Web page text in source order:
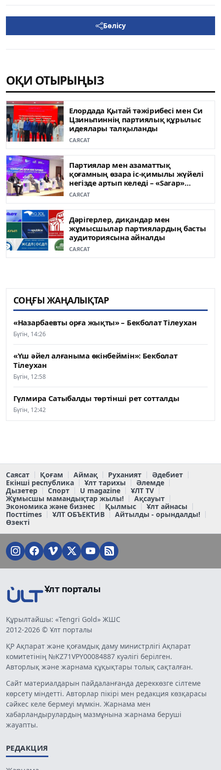
Бөлісу
ОҚИ ОТЫРЫҢЫЗ
Елордада Қытай тәжірибесі мен Си
Цзиньпиннің партиялық құрылыс
идеялары талқыланды
САЯСАТ
Партиялар мен азаматтық
қоғамның өзара іс-қимылы жүйелі
негізде артып келеді – «Sarap»
клубының сарапшылары
САЯСАТ
Дәрігерлер, диқандар мен
жұмысшылар партиялардың басты
аудиториясына айналды
САЯСАТ
СОҢҒЫ ЖАҢАЛЫҚТАР
«Назарбаевты орға жықты» – Бекболат Тілеухан
Бүгін, 14:26
«Үш әйел алғаныма өкінбеймін»: Бекболат
Тілеухан
Бүгін, 12:58
Гүлмира Сатыбалды төртінші рет сотталды
Бүгін, 12:42
Саясат Қоғам Аймақ Руханият
Әдебиет
Екінші республика
Ұлт тарихы
Әлемде
Дызетер
Спорт U magazine
ҰЛТ TV
Жұмысшы мамандықтар жылы!
Ақсауыт
Экономика және бизнес
Қылмыс
Ұлт айнасы
Постtimes
ҰЛТ ОБЪЕКТИВ
Айтылды - орындалды!
Өзекті
Ұлт порталы
Құрылтайшы: «Tengri Gold» ЖШС
2012-2026 © Ұлт порталы
ҚР Ақпарат және қоғамдық даму министрлігі Ақпарат
комитетінің №KZ71VPY00084887 куәлігі берілген.
Авторлық және жарнама құқықтары толық сақталған.
Сайт материалдарын пайдаланғанда дереккөзге сілтеме
көрсету міндетті. Авторлар пікірі мен редакция көзқарасы
сәйкес келе бермеуі мүмкін. Жарнама мен
хабарландырулардың мазмұнына жарнама беруші
жауапты.
РЕДАКЦИЯ